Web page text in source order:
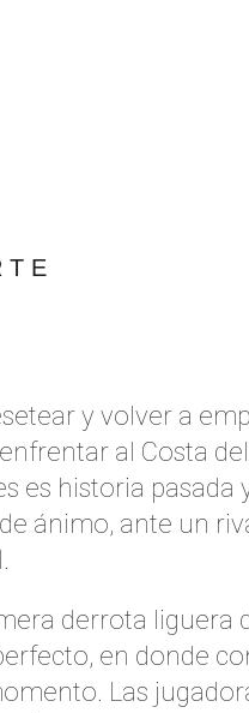
y volver a
al Costa
es historia
ánimo, ante un
derrota liguera
en donde
Las